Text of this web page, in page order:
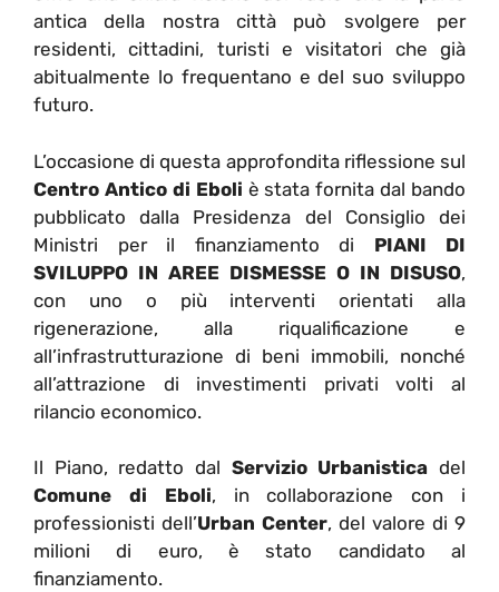
antica della nostra città può svolgere per
residenti, cittadini, turisti e visitatori che già
abitualmente lo frequentano e del suo sviluppo
futuro.
L’occasione di questa approfondita riflessione sul
Centro Antico di Eboli è stata fornita dal bando
pubblicato dalla Presidenza del Consiglio dei
Ministri per il finanziamento di PIANI DI
SVILUPPO IN AREE DISMESSE O IN DISUSO,
con uno o più interventi orientati alla
rigenerazione, alla riqualificazione e
all’infrastrutturazione di beni immobili, nonché
all’attrazione di investimenti privati volti al
rilancio economico.
Il Piano, redatto dal Servizio Urbanistica del
Comune di Eboli, in collaborazione con i
professionisti dell’Urban Center, del valore di 9
milioni di euro, è stato candidato al
finanziamento.